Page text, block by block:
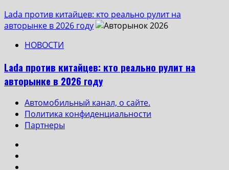
Lada против китайцев: кто реально рулит на
авторынке в 2026 году
НОВОСТИ
Lada против китайцев: кто реально рулит на
авторынке в 2026 году
Автомобильный канал, о сайте.
Политика конфиденциальности
Партнеры